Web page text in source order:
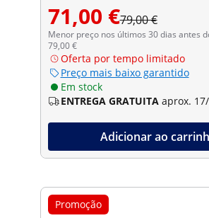
71,00 €79,00 €
Menor preço nos últimos 30 dias antes
79,00 €
Oferta por tempo limitado
Preço mais baixo garantido
Em stock
ENTREGA GRATUITA aprox.
Adicionar ao
Promoção